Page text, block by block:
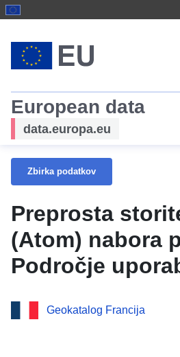
European data
data.europa.eu
Zbirka podatkov
Preprosta
(Atom) nabora
Področje
za
tveganj (PPRN)
Geokatalog Francija